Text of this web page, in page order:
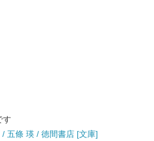
す
五條 瑛 / 徳間書店 [文庫]